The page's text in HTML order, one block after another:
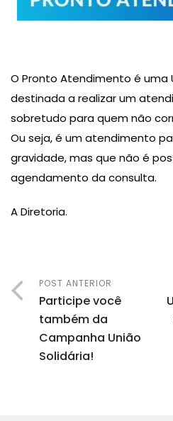
O Pronto Atendimento é uma
destinada a realizar um
sobretudo para quem não
Ou seja, é um atendimento
gravidade, mas que não é
agendamento da consulta.
A Diretoria.
POST ANTERIOR
Participe você
também da
Campanha União
Solidária!